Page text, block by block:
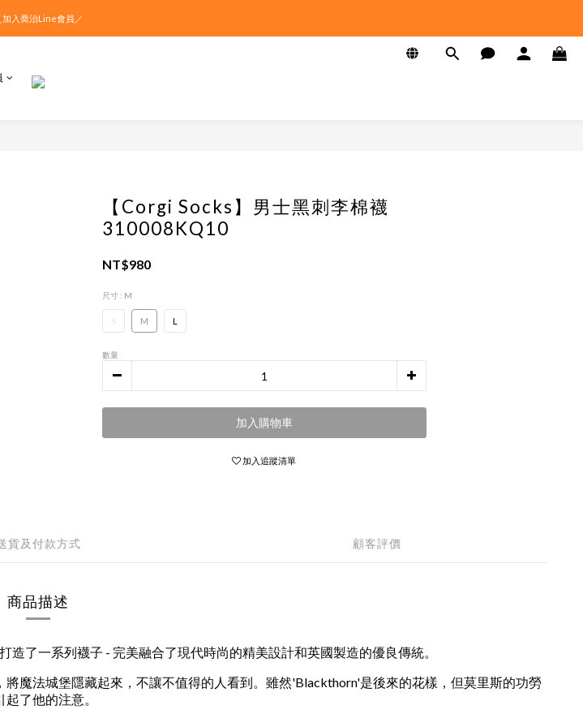
加入喬治Line會員／
【Corgi Socks】男士黑刺李棉襪
310008KQ10
NT$980
尺寸 : M
S M L
數量
加入購物車
加入追蹤清單
貨及付款方式 顧客評價
商品描述
了一系列襪子 - 完美融合了現代時尚的精美設計和英國製造的優良傳統。
魔法城堡隱藏起來，不讓不值得的人看到。雖然'Blackthorn'是後來的花樣，但莫里斯的功勞
了他的注意。